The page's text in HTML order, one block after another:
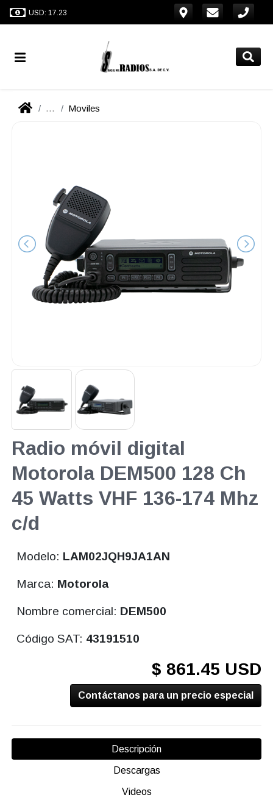
USD: 17.23
... Moviles
Radio móvil digital
Motorola DEM500 128 Ch
45 Watts VHF 136-174 Mhz
c/d
Modelo: LAM02JQH9JA1AN
Marca: Motorola
Nombre comercial: DEM500
Código SAT: 43191510
$ 861.45 USD
Contáctanos para un precio especial
Descripción
Descargas
Videos